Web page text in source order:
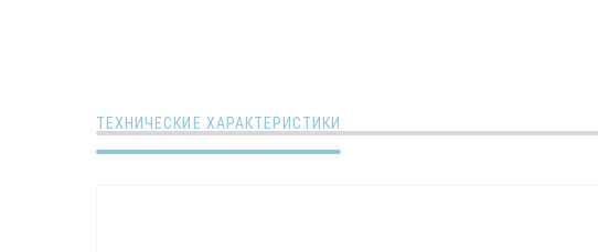
ТЕХНИЧЕСКИЕ ХАРАКТЕРИСТИКИ